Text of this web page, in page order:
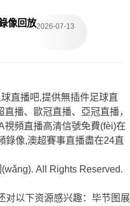
像回放2026-07-13
直播吧,提供無插件足球直
播、歐冠直播、亞冠直播，
頻直播高清信號免費(fèi)在
錄像,澳超賽事直播盡在24直
All Rights Reserved.
对以下资源感兴趣：毕节图展